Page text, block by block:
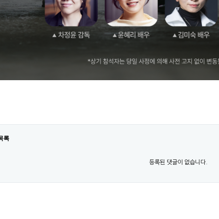
록
등록된 댓글이 없습니다.